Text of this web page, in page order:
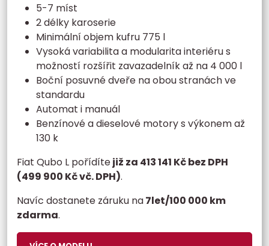
5-7 míst
2 délky karoserie
Minimální objem kufru 775 l​
Vysoká variabilita a modularita interiéru s
možností rozšířit zavazadelník až na 4 000 l
Boční posuvné dveře na obou stranách ve
standardu
Automat i manuál
Benzínové a dieselové motory s výkonem až
130 k
Fiat Qubo L pořídítejiž za 413 141 Kč bez DPH
(499 900 Kč vč. DPH).
Navíc dostanete záruku na7let/100 000 km
zdarma.